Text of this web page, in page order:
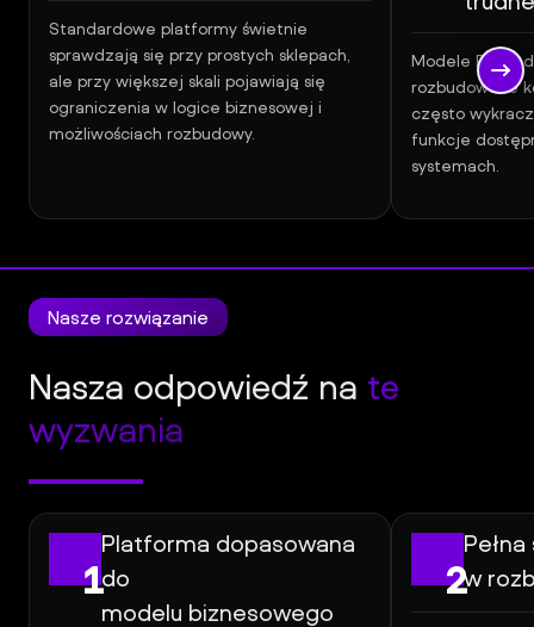
Standardowe platformy świetnie
sprawdzają się przy prostych sklepach,
ale przy większej skali pojawiają się
ograniczenia w logice biznesowej i
możliwościach rozbudowy.
Modele B2B,
rozbudowane
często
funkcje
systemach.
Nasze rozwiązanie
Nasza odpowiedź na te
wyzwania
1
Platforma dopasowana
do
modelu biznesowego
2w